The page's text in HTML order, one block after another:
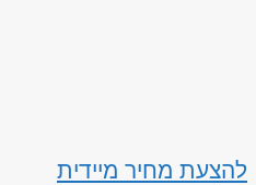
להצעת מחיר מיידית